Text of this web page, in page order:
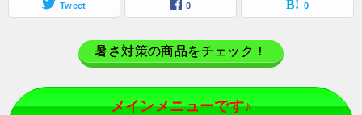
Tweet 0 0
暑さ対策の商品をチェック！
メインメニューです♪